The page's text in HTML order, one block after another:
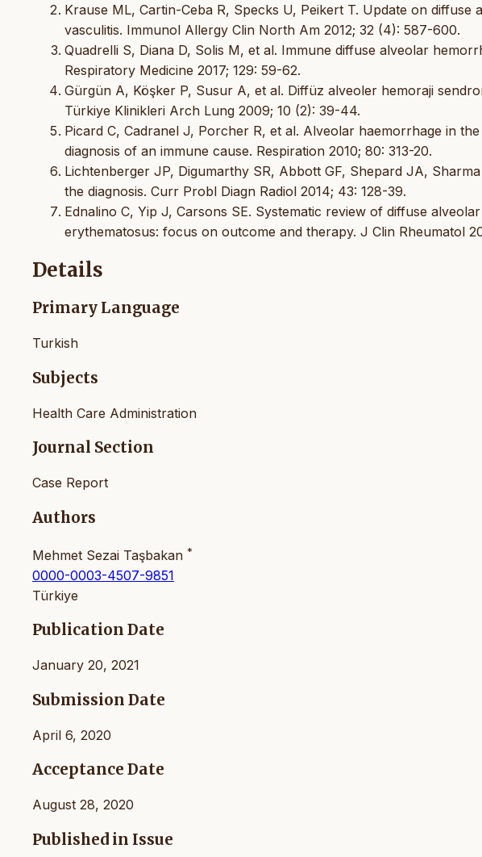
Krause ML, Cartin-Ceba R, Specks U, Peikert T. Update on
vasculitis. Immunol Allergy Clin North Am 2012; 32 (4): 587-600.
Quadrelli S, Diana D, Solis M, et al. Immune diffuse alveolar
Respiratory Medicine 2017; 129: 59-62.
Gürgün A, Köşker P, Susur A, et al. Diffüz alveoler hemoraji
Türkiye Klinikleri Arch Lung 2009; 10 (2): 39-44.
Picard C, Cadranel J, Porcher R, et al. Alveolar haemorrhage in
diagnosis of an immune cause. Respiration 2010; 80: 313-20.
Lichtenberger JP, Digumarthy SR, Abbott GF, Shepard JA,
the diagnosis. Curr Probl Diagn Radiol 2014; 43: 128-39.
Ednalino C, Yip J, Carsons SE. Systematic review of diffuse
erythematosus: focus on outcome and therapy. J Clin Rheumatol
Details
Primary Language
Turkish
Subjects
Health Care Administration
Journal Section
Case Report
Authors
Mehmet Sezai Taşbakan *
0000-0003-4507-9851
Türkiye
Publication Date
January 20, 2021
Submission Date
April 6, 2020
Acceptance Date
August 28, 2020
Published in Issue